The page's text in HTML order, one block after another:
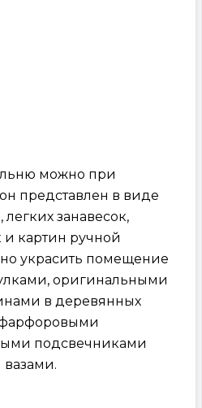
можно при
представлен в виде
легких занавесок,
картин ручной
украсить помещение
оригинальными
в деревянных
подсвечниками